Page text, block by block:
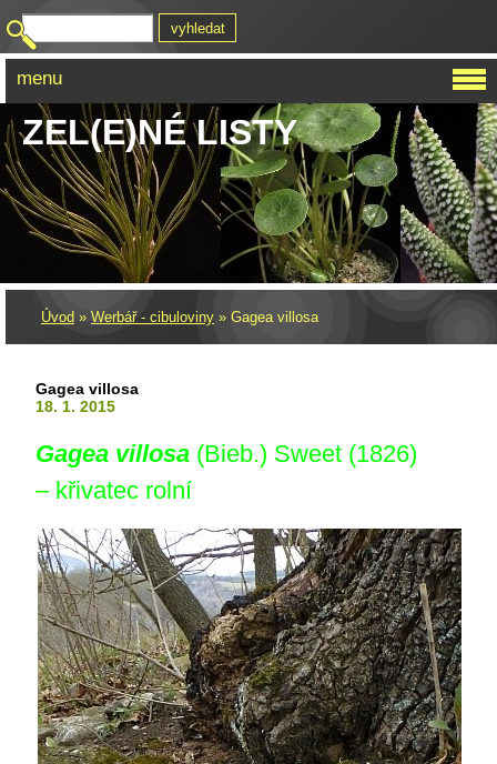
ZEL(E)NÉ LISTY
Úvod » Werbář - cibuloviny » Gagea villosa
Gagea villosa
18. 1. 2015
Gagea villosa (Bieb.) Sweet (1826)
– křivatec rolní
menu